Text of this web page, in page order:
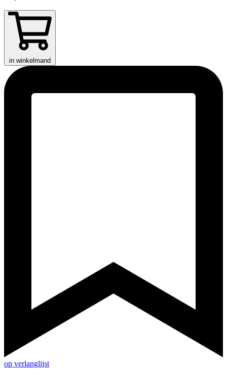
in winkelmand
op verlanglijst